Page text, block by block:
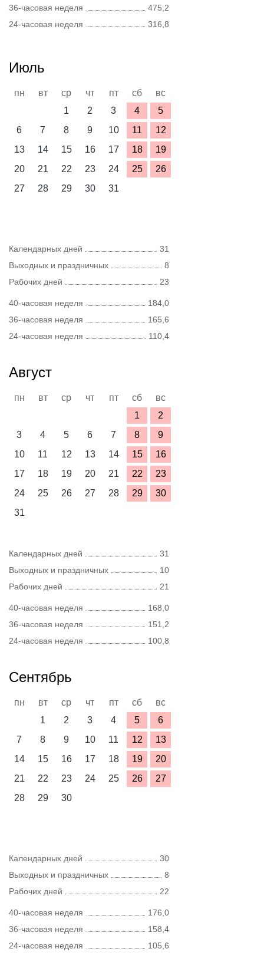
36-часовая неделя
475,2
24-часовая неделя
316,8
Июль
пн вт ср чт пт сб
вс
1
2 3 4
5
6
7 8 9 10 11
12
13
14 15 16 17 18
19
20
21 22 23 24 25
26
27
28 29 30 31
Календарных дней
31
Выходных и праздничных
8
Рабочих дней
23
40-часовая неделя
184,0
36-часовая неделя
165,6
24-часовая неделя
110,4
Август
пн вт ср чт пт сб
вс
1
2
3
4 5 6 7 8
9
10
11 12 13 14 15
16
17
18 19 20 21 22
23
24
25 26 27 28 29
30
31
Календарных дней
31
Выходных и праздничных
10
Рабочих дней
21
40-часовая неделя
168,0
36-часовая неделя
151,2
24-часовая неделя
100,8
Сентябрь
пн вт ср чт пт сб
вс
1
2 3 4 5
6
7
8 9 10 11 12
13
14
15 16 17 18 19
20
21
22 23 24 25 26
27
28
29 30
Календарных дней
30
Выходных и праздничных
8
Рабочих дней
22
40-часовая неделя
176,0
36-часовая неделя
158,4
24-часовая неделя
105,6